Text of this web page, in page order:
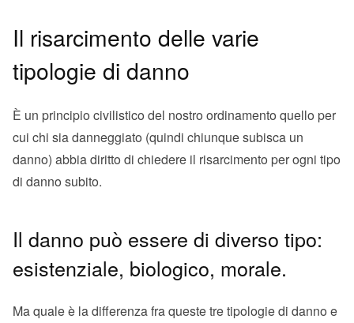
Il risarcimento delle varie
tipologie di danno
È un principio civilistico del nostro ordinamento quello per
cui chi sia danneggiato (quindi chiunque subisca un
danno) abbia diritto di chiedere il risarcimento per ogni tipo
di danno subito.
Il danno può essere di diverso tipo:
esistenziale, biologico, morale.
Ma quale è la differenza fra queste tre tipologie di danno e